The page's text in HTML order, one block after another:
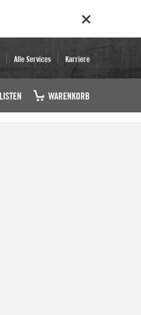
Alle Services Karriere
WARENKORB